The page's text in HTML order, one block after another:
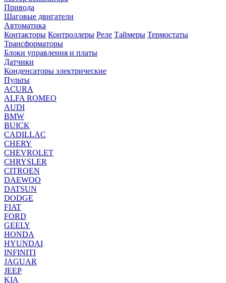
Привода
Шаговые двигатели
Автоматика
Контакторы Контроллеры Реле Таймеры Термостаты
Трансформаторы
Блоки управления и платы
Датчики
Конденсаторы электрические
Пульты
ACURA
ALFA ROMEO
AUDI
BMW
BUICK
CADILLAC
CHERY
CHEVROLET
CHRYSLER
CITROEN
DAEWOO
DATSUN
DODGE
FIAT
FORD
GEELY
HONDA
HYUNDAI
INFINITI
JAGUAR
JEEP
KIA